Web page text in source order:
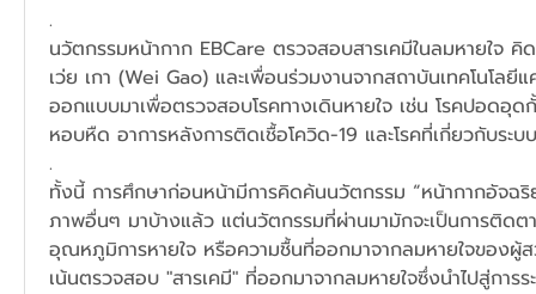
.
นวัตกรรมหน้ากาก EBCare ตรวจสอบสารเคมีในลมหายใจ คิ
เว่ย เกา (Wei Gao) และเพื่อนร่วมงานจากสถาบันเทคโนโลยี
ออกแบบมาเพื่อตรวจสอบโรคทางเดินหายใจ เช่น โรคปอดอุด
หอบหืด อาการหลังการติดเชื้อโควิด-19 และโรคที่เกี่ยวกับระบ
.
ทั้งนี้ การศึกษาก่อนหน้ามีการคิดค้นนวัตกรรม “หน้ากากอัจฉริ
ภาพอื่นๆ มาบ้างแล้ว แต่นวัตกรรมที่ผ่านมามักจะเป็นการติดต
อุณหภูมิการหายใจ หรือความชื้นที่ออกมาจากลมหายใจของผู้
เน้นตรวจสอบ "สารเคมี" ที่ออกมาจากลมหายใจซึ่งนำไปสู่การ